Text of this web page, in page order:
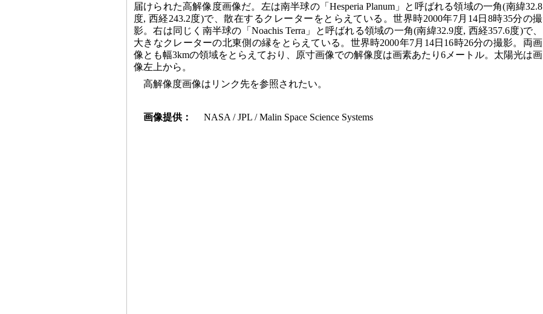
届けられた高解像度画像だ。左は南半球の「Hesperia Planum」と呼ばれる領域の一角(南緯32.8
度, 西経243.2度)で、散在するクレーターをとらえている。世界時2000年7月14日8時35分の撮
影。右は同じく南半球の「Noachis Terra」と呼ばれる領域の一角(南緯32.9度, 西経357.6度)で、
大きなクレーターの北東側の縁をとらえている。世界時2000年7月14日16時26分の撮影。両画
像とも幅3kmの領域をとらえており、原寸画像での解像度は画素あたり6メートル。太陽光は画
像左上から。
高解像度画像はリンク先を参照されたい。
画像提供： NASA / JPL / Malin Space Science Systems